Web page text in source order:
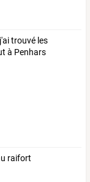
trouvé les
à Penhars
raifort